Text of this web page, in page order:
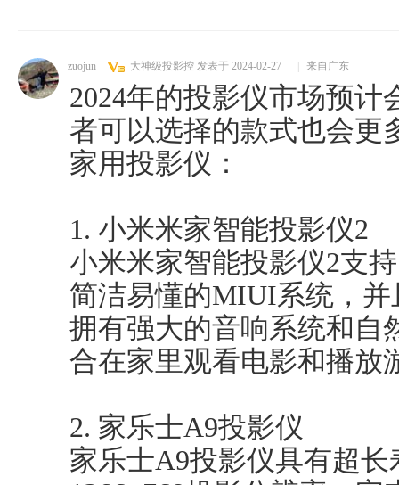
zuojun 大神级投影控 发表于 2024-02-27 来自广东
2024年的投影仪市场预
者可以选择的款式也会更
家用投影仪：
1. 小米米家智能投影仪2
小米米家智能投影仪2支
简洁易懂的MIUI系统，
拥有强大的音响系统和自
合在家里观看电影和播放
2. 家乐士A9投影仪
家乐士A9投影仪具有超